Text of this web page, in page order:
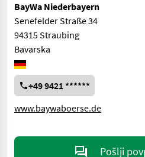
BayWa Niederbayern
Senefelder Straße 34
94315 Straubing
Bavarska
+49 9421 ******
www.baywaboerse.de
Pošlji